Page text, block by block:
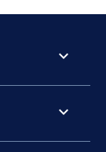
keyboard_arrow_down
